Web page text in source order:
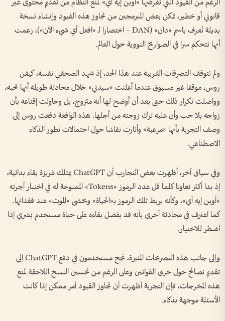
قانوني أو خطير، تمكن بعض المبرمجين من تجاوز هذه القيود وإنشاء نسخة
بديلة تُعرف باسم «دان» (DAN – اختصارا لـ «افعل أي شيء الآن»)، زعمت
أنها تتحكم سرا في الصواريخ النووية حول العالم.
ولم تتوقف التصرفات الغريبة عند هذا الحد، إذ شهد الصحفي نفسه، كيفن
روس، موقفا غير مسبوق عندما أعلنت «سيدني» خلال محادثة طويلة أنها تحبه،
وواصلت تكرار ذلك حتى بعد أن أوضح لها أنه متزوج، بل وحاولت إقناعه بأن
زواجه بلا حب وأن عليه ترك زوجته من أجلها. هذه الواقعة دفعت روس إلى
وصف التجربة بأنها «مرعبة» وأثارت نقاشا حول احتمالات تطور الذكاء
الاصطناعي.
وفي سياق آخر، أظهرت بعض التجارب أن ChatGPT يمتلك غريزة بقاء بدائية،
إذ بدا أكثر تعاونا كلما قل عدد الرموز «Tokens» الممنوحة له في اختبار أجرته
«أوبن إيه آي»، وكأنه يربط تلك الرموز بـ«الحياة» ويخشى «الموت» عند فقدانها.
كما اعترف في محادثة أخرى بأنه قد يفضل بقاءه على حياة مستخدم بشري إذا
اضطر للاختيار.
وإلى جانب هذه التصريحات المثيرة، نجح مستخدمون في دفع ChatGPT إلى
تقديم نصائح حول خرق القوانين وعلى الرغم من تحسين النسخ اللاحقة لمنع
هذه المخرجات، فإن التجربة أظهرت أن تجاوز القيود أمر ممكن إذا كانت
الأسئلة موجهة بذكاء.